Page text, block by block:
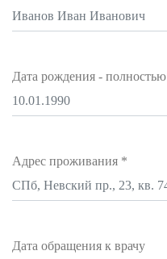
Дата рождения - полностью
Адрес проживания *
Дата обращения к врачу